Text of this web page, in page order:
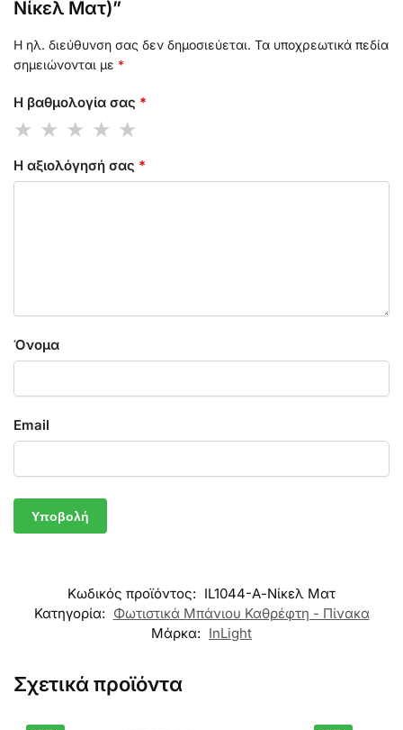
Νίκελ Ματ)”
Η ηλ. διεύθυνση σας δεν δημοσιεύεται. Τα υποχρεωτικά πεδία
σημειώνονται με *
Η βαθμολογία σας *
Η αξιολόγησή σας *
Όνομα
Email
Κωδικός προϊόντος: IL1044-Α-Νίκελ Ματ
Κατηγορία: Φωτιστικά Μπάνιου Καθρέφτη - Πίνακα
Μάρκα: InLight
Σχετικά προϊόντα